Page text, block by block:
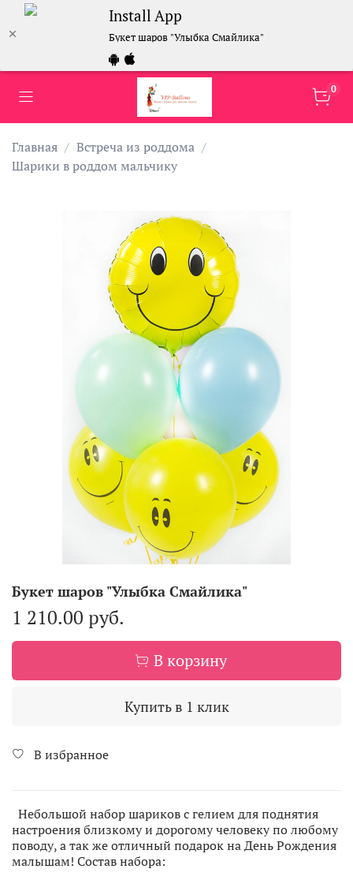
Install App
Букет шаров "Улыбка Смайлика"
0
Главная
Встреча из роддома
Шарики в роддом мальчику
Букет шаров "Улыбка Смайлика"
1 210.00 руб.
В корзину
Купить в 1 клик
В избранное
Небольшой набор шариков с гелием для поднятия
настроения близкому и дорогому человеку по любому
поводу, а так же отличный подарок на День Рождения
малышам! Состав набора: